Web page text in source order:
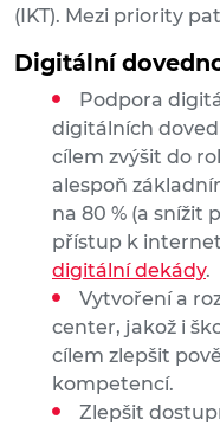
(IKT). Mezi priority
Digitální
Podpora
digitálních
cílem zvýšit do
alespoň
na 80 % (a snížit
přístup k
digitální dekády.
Vytvoření a
center, jakož i
cílem zlepšit
kompetencí.
Zlepšit